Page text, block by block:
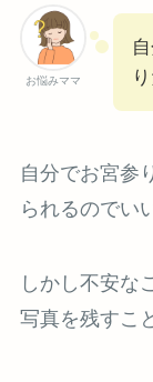
お悩みママ
自分でお宮参
られるのでい
しかし不安な
写真を残すこ